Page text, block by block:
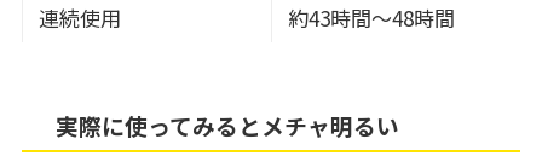
連続使用
約43時間～48時間
実際に使ってみるとメチャ明るい